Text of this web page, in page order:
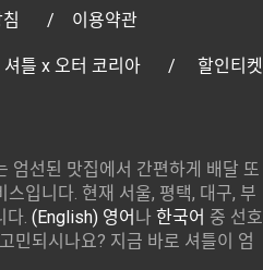
이용약관
셔틀 x 오터 코리아 할인티켓
엄선된 맛집에서 간편하게 배달 또
입니다. 현재 서울, 평택, 대구, 부
다.(English) 영어 나한국어 중 선호
민되시나요? 지금 바로 셔틀이 엄